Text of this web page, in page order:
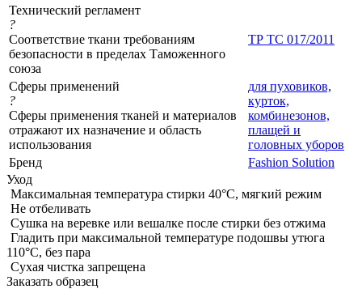
Технический регламент
?
Соответствие ткани требованиям
безопасности в пределах Таможенного
союза
ТР ТС 017/2011
Сферы применений
?
Сферы применения тканей и материалов
отражают их назначение и область
использования
для пуховиков,
курток,
комбинезонов,
плащей и
головных уборов
Бренд
Fashion Solution
Уход
Максимальная температура стирки 40°C, мягкий режим
Не отбеливать
Сушка на веревке или вешалке после стирки без отжима
Гладить при максимальной температуре подошвы утюга
110°C, без пара
Сухая чистка запрещена
Заказать образец